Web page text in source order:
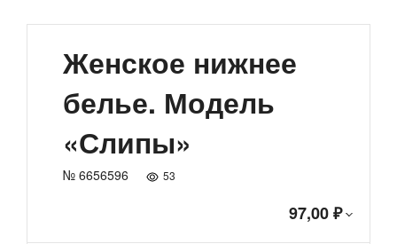
Женское нижнее
белье. Модель
«Слипы»
№ 6656596 53
97,00 ₽